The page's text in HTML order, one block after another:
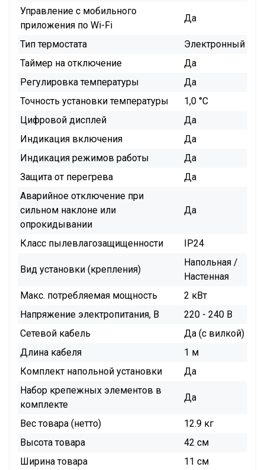
Управление c мобильного
приложения по Wi-Fi
Да
Тип термостата
Электронный
Таймер на отключение
Да
Регулировка температуры
Да
Точность установки температуры
1,0 °С
Цифровой дисплей
Да
Индикация включения
Да
Индикация режимов работы
Да
Защита от перегрева
Да
Аварийное отключение при
сильном наклоне или
опрокидывании
Да
Класс пылевлагозащищенности IP24
Вид установки (крепления)
Напольная /
Настенная
Макс. потребляемая мощность
2 кВт
Напряжение электропитания, В
220 - 240 В
Сетевой кабель
Да (с вилкой)
Длина кабеля
1 м
Комплект напольной установки
Да
Набор крепежных элементов в
комплекте
Да
Вес товара (нетто)
12.9 кг
Высота товара
42 см
Ширина товара
11 см